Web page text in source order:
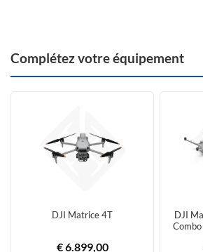
Complétez votre équipement
DJI Matrice 4T
€6.899,00
DJI